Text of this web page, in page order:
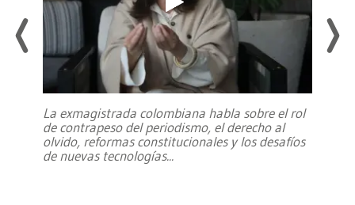
La exmagistrada colombiana habla sobre el rol
de contrapeso del periodismo, el derecho al
olvido, reformas constitucionales y los desafíos
de nuevas tecnologías...